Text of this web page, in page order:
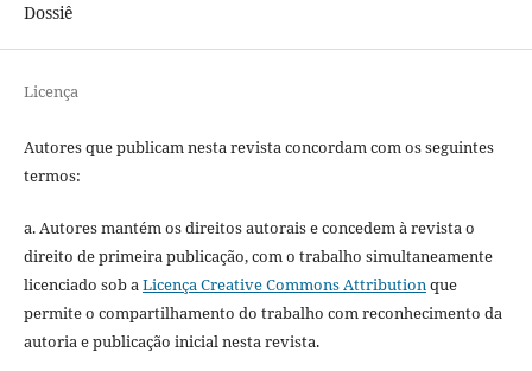
Dossiê
Licença
Autores que publicam nesta revista concordam com os seguintes
termos:
a. Autores mantém os direitos autorais e concedem à revista o
direito de primeira publicação, com o trabalho simultaneamente
licenciado sob aLicença Creative Commons Attributionque
permite o compartilhamento do trabalho com reconhecimento da
autoria e publicação inicial nesta revista.